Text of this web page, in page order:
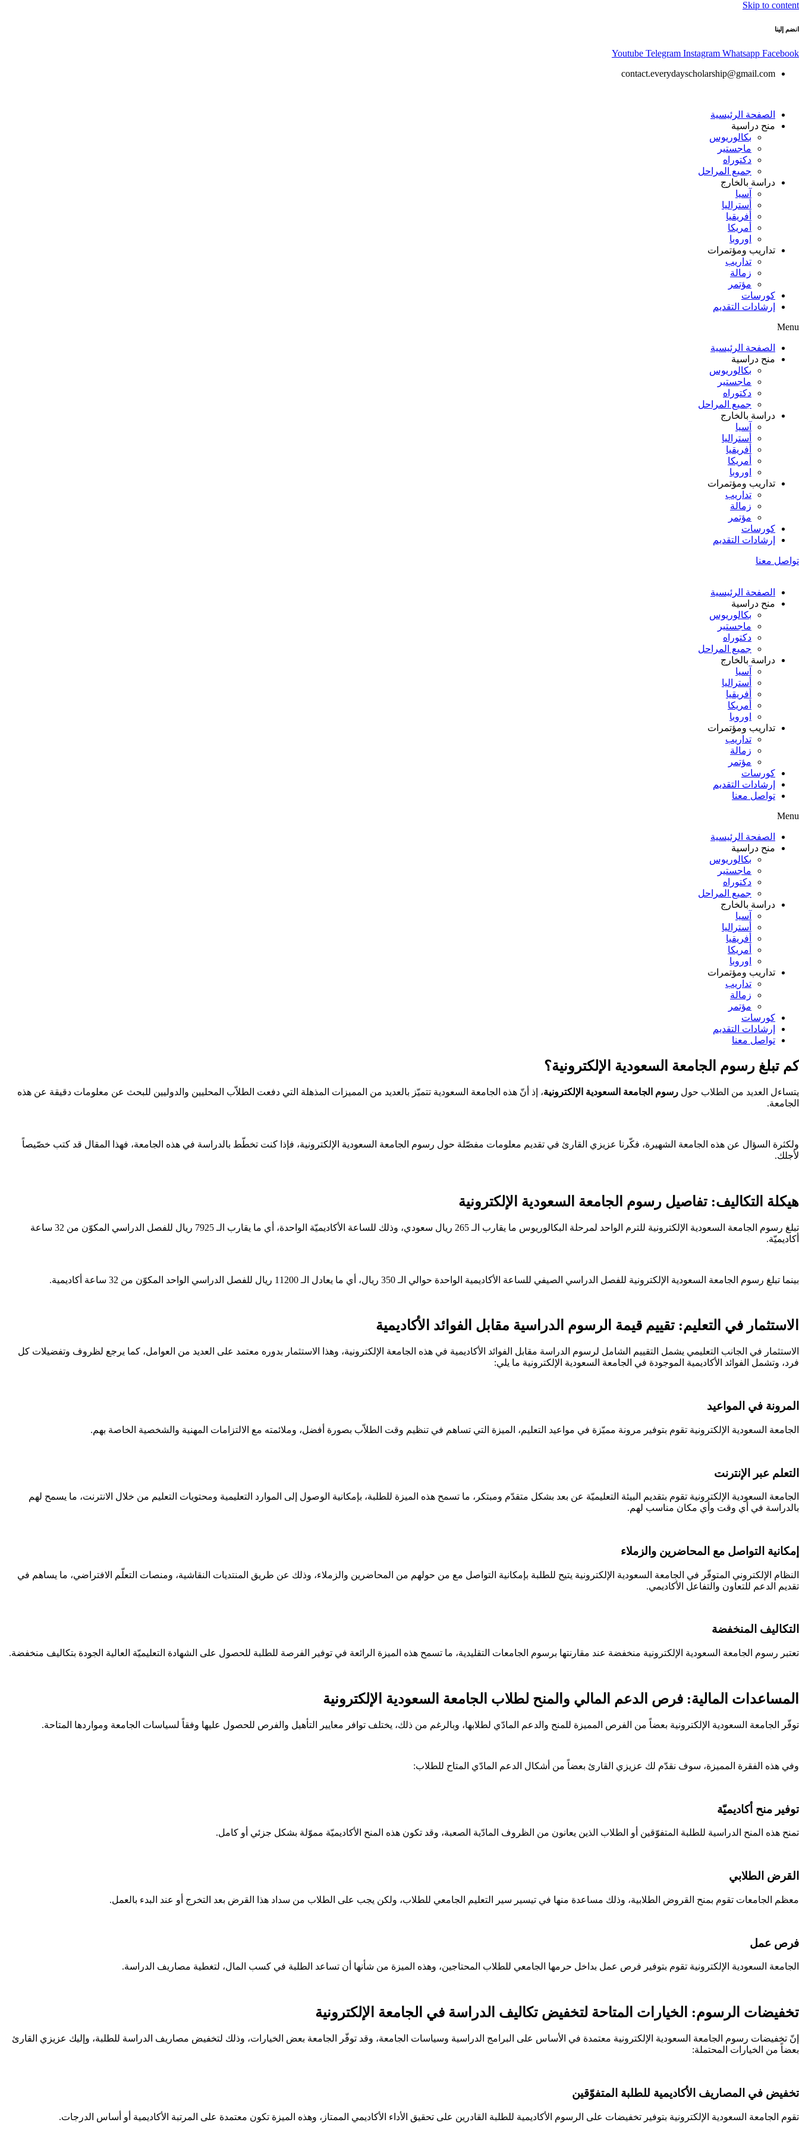
Skip to content
انضم إلينا
Youtube Telegram Instagram Whatsapp Facebook
contact.everydayscholarship@gmail.com
الصفحة الرئيسية
منح دراسية
بكالوريوس
ماجستير
دكتوراه
جميع المراحل
دراسة بالخارج
آسيا
أستراليا
أفريقيا
أمريكا
اوروبا
تداريب ومؤتمرات
تداريب
زمالة
مؤتمر
كورسات
إرشادات التقديم
Menu
الصفحة الرئيسية
منح دراسية
بكالوريوس
ماجستير
دكتوراه
جميع المراحل
دراسة بالخارج
آسيا
أستراليا
أفريقيا
أمريكا
اوروبا
تداريب ومؤتمرات
تداريب
زمالة
مؤتمر
كورسات
إرشادات التقديم
تواصل معنا
الصفحة الرئيسية
منح دراسية
بكالوريوس
ماجستير
دكتوراه
جميع المراحل
دراسة بالخارج
آسيا
أستراليا
أفريقيا
أمريكا
اوروبا
تداريب ومؤتمرات
تداريب
زمالة
مؤتمر
كورسات
إرشادات التقديم
تواصل معنا
Menu
الصفحة الرئيسية
منح دراسية
بكالوريوس
ماجستير
دكتوراه
جميع المراحل
دراسة بالخارج
آسيا
أستراليا
أفريقيا
أمريكا
اوروبا
تداريب ومؤتمرات
تداريب
زمالة
مؤتمر
كورسات
إرشادات التقديم
تواصل معنا
كم تبلغ رسوم الجامعة السعودية الإلكترونية؟
يتساءل العديد من الطلاب حول رسوم الجامعة السعودية الإلكترونية، إذ أنّ هذه الجامعة السعودية تتميّز بالعديد من المميزات المذهلة التي دفعت الطلاّب المحليين والدوليين للبحث عن معلومات دقيقة عن هذه
الجامعة.
ولكثرة السؤال عن هذه الجامعة الشهيرة، فكّرنا عزيزي القارئ في تقديم معلومات مفصّلة حول رسوم الجامعة السعودية الإلكترونية، فإذا كنت تخطّط بالدراسة في هذه الجامعة، فهذا المقال قد كتب خصّيصاً
لأجلك.
هيكلة التكاليف: تفاصيل رسوم الجامعة السعودية الإلكترونية
تبلغ رسوم الجامعة السعودية الإلكترونية للترم الواحد لمرحلة البكالوريوس ما يقارب الـ 265 ريال سعودي، وذلك للساعة الأكاديميّة الواحدة، أي ما يقارب الـ 7925 ريال للفصل الدراسي المكوّن من 32 ساعة
أكاديميّة.
بينما تبلغ رسوم الجامعة السعودية الإلكترونية للفصل الدراسي الصيفي للساعة الأكاديمية الواحدة حوالي الـ 350 ريال، أي ما يعادل الـ 11200 ريال للفصل الدراسي الواحد المكوّن من 32 ساعة أكاديمية.
الاستثمار في التعليم: تقييم قيمة الرسوم الدراسية مقابل الفوائد الأكاديمية
الاستثمار في الجانب التعليمي يشمل التقييم الشامل لرسوم الدراسة مقابل الفوائد الأكاديمية في هذه الجامعة الإلكترونية، وهذا الاستثمار بدوره معتمد على العديد من العوامل، كما يرجع لظروف وتفضيلات كل
فرد، وتشمل الفوائد الأكاديمية الموجودة في الجامعة السعودية الإلكترونية ما يلي:
المرونة في المواعيد
الجامعة السعودية الإلكترونية تقوم بتوفير مرونة مميّزة في مواعيد التعليم، الميزة التي تساهم في تنظيم وقت الطلاّب بصورة أفضل، وملائمته مع الالتزامات المهنية والشخصية الخاصة بهم.
التعلم عبر الإنترنت
الجامعة السعودية الإلكترونية تقوم بتقديم البيئة التعليميّة عن بعد بشكل متقدّم ومبتكر، ما تسمح هذه الميزة للطلبة، بإمكانية الوصول إلى الموارد التعليمية ومحتويات التعليم من خلال الانترنت، ما يسمح لهم
بالدراسة في أي وقت وأي مكان مناسب لهم.
إمكانية التواصل مع المحاضرين والزملاء
النظام الإلكتروني المتوفّر في الجامعة السعودية الإلكترونية يتيح للطلبة بإمكانية التواصل مع من حولهم من المحاضرين والزملاء، وذلك عن طريق المنتديات النقاشية، ومنصات التعلّم الافتراضي، ما يساهم في
تقديم الدعم للتعاون والتفاعل الأكاديمي.
التكاليف المنخفضة
تعتبر رسوم الجامعة السعودية الإلكترونية منخفضة عند مقارنتها برسوم الجامعات التقليدية، ما تسمح هذه الميزة الرائعة في توفير الفرصة للطلبة للحصول على الشهادة التعليميّة العالية الجودة بتكاليف منخفضة.
المساعدات المالية: فرص الدعم المالي والمنح لطلاب الجامعة السعودية الإلكترونية
توفّر الجامعة السعودية الإلكترونية بعضاً من الفرص المميزة للمنح والدعم المادّي لطلابها، وبالرغم من ذلك، يختلف توافر معايير التأهيل والفرص للحصول عليها وفقاً لسياسات الجامعة ومواردها المتاحة.
وفي هذه الفقرة المميزة، سوف نقدّم لك عزيزي القارئ بعضاً من أشكال الدعم المادّي المتاح للطلاب:
توفير منح أكاديميّة
تمنح هذه المنح الدراسية للطلبة المتفوّقين أو الطلاب الذين يعانون من الظروف المادّية الصعبة، وقد تكون هذه المنح الأكاديميّة مموّلة بشكل جزئي أو كامل.
القرض الطلابي
معظم الجامعات تقوم بمنح القروض الطلابية، وذلك مساعدة منها في تيسير سير التعليم الجامعي للطلاب، ولكن يجب على الطلاب من سداد هذا القرض بعد التخرج أو عند البدء بالعمل.
فرص عمل
الجامعة السعودية الإلكترونية تقوم بتوفير فرص عمل بداخل حرمها الجامعي للطلاب المحتاجين، وهذه الميزة من شأنها أن تساعد الطلبة في كسب المال، لتغطية مصاريف الدراسة.
تخفيضات الرسوم: الخيارات المتاحة لتخفيض تكاليف الدراسة في الجامعة الإلكترونية
إنّ تخفيضات رسوم الجامعة السعودية الإلكترونية معتمدة في الأساس على البرامج الدراسية وسياسات الجامعة، وقد توفّر الجامعة بعض الخيارات، وذلك لتخفيض مصاريف الدراسة للطلبة، وإليك عزيزي القارئ
بعضاً من الخيارات المحتملة:
تخفيض في المصاريف الأكاديمية للطلبة المتفوّقين
تقوم الجامعة السعودية الإلكترونية بتوفير تخفيضات على الرسوم الأكاديمية للطلبة القادرين على تحقيق الأداء الأكاديمي الممتاز، وهذه الميزة تكون معتمدة على المرتبة الأكاديمية أو أساس الدرجات.